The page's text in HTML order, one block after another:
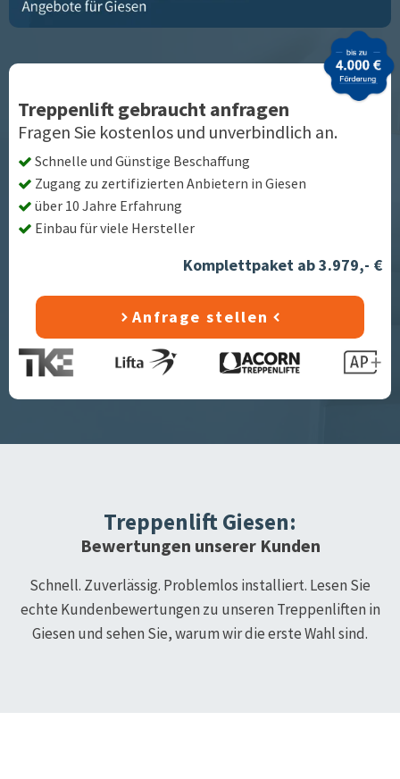
Treppenlift gebraucht anfragen
Fragen Sie kostenlos und unverbindlich an.
Schnelle und Günstige Beschaffung
Zugang zu zertifizierten Anbietern in Giesen
über 10 Jahre Erfahrung
Einbau für viele Hersteller
Komplettpaket ab 3.979,- €
Anfrage stellen
TreppenliftGiesen:
Bewertungen unserer Kunden
Schnell. Zuverlässig. Problemlos installiert. Lesen Sie
echte Kundenbewertungen zu unseren Treppenliften in
Giesen und sehen Sie, warum wir die erste Wahl sind.